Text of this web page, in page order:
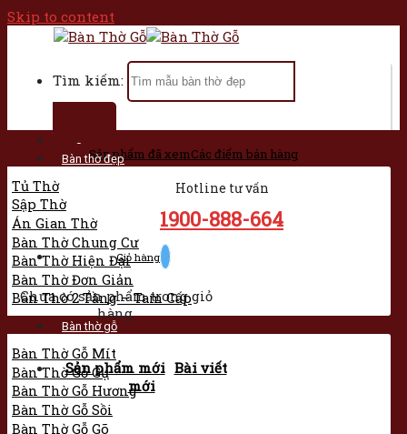
Skip to content
Tìm kiếm:
Sản phẩm đã xemCác điểm bán hàng
Hotline tư vấn
1900-888-664
Giỏ hàng
Chưa có sản phẩm trong giỏ
hàng.
Sản phẩm mới Bài viết
mới
Bàn thờ đẹp
Tủ Thờ
Sập Thờ
Án Gian Thờ
Bàn Thờ Chung Cư
Bàn Thờ Hiện Đại
Bàn Thờ Đơn Giản
Bàn Thờ 2 Tầng – Tam Cấp
Bàn thờ gỗ
Bàn Thờ Gỗ Mít
Bàn Thờ Gỗ Gụ
Bàn Thờ Gỗ Hương
Bàn Thờ Gỗ Sồi
Bàn Thờ Gỗ Gõ